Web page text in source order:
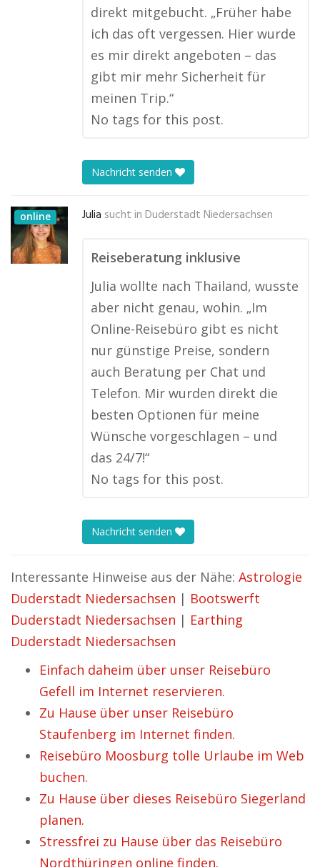
direkt mitgebucht. „Früher habe
ich das oft vergessen. Hier wurde
es mir direkt angeboten – das
gibt mir mehr Sicherheit für
meinen Trip.“
No tags for this post.
Nachricht senden
online Julia sucht in Duderstadt Niedersachsen
Reiseberatung inklusive
Julia wollte nach Thailand, wusste
aber nicht genau, wohin. „Im
Online-Reisebüro gibt es nicht
nur günstige Preise, sondern
auch Beratung per Chat und
Telefon. Mir wurden direkt die
besten Optionen für meine
Wünsche vorgeschlagen – und
das 24/7!“
No tags for this post.
Nachricht senden
Interessante Hinweise aus der Nähe: Astrologie
Duderstadt Niedersachsen | Bootswerft
Duderstadt Niedersachsen | Earthing
Duderstadt Niedersachsen
Einfach daheim über unser Reisebüro
Gefell im Internet reservieren.
Zu Hause über unser Reisebüro
Staufenberg im Internet finden.
Reisebüro Moosburg tolle Urlaube im Web
buchen.
Zu Hause über dieses Reisebüro Siegerland
planen.
Stressfrei zu Hause über das Reisebüro
Nordthüringen online finden.